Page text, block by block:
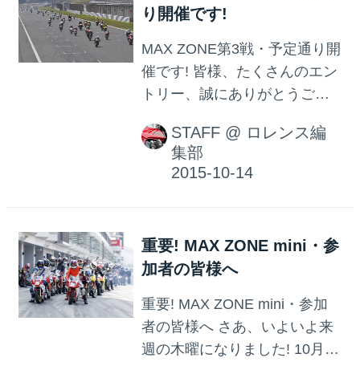
て368ページの増大号です
り開催です!
MAX ZONE第3戦・予定通り開
催です! 皆様、たくさんのエン
トリー、誠にありがとうござ
mini 第3戦は 天気も大丈夫そ
うですし、予定通り開催いた
します! エントリーされた皆
のマニュアルをお読みいただ
き、 あわてずにご対処をお願
いいたします。
STAFF @ ロレンス編
集部
重要! MAX ZONE mini・参
加者の皆様へ
重要! MAX ZONE mini・参加
者の皆様へ さあ、いよいよ来
週の木曜になりました! 10月15